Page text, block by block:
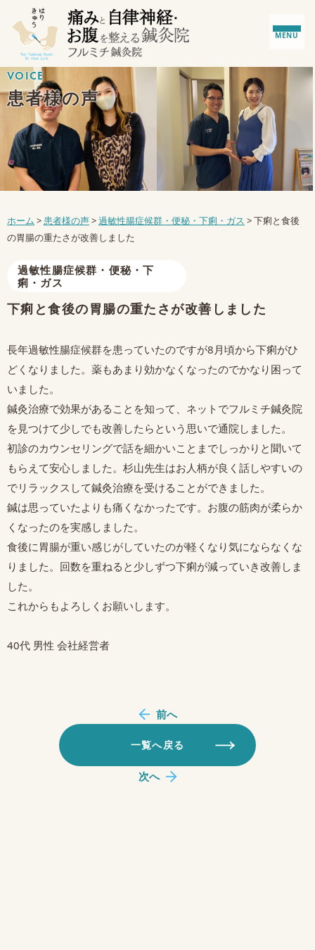
MENU
VOICE
患者様の声
ホーム >患者様の声>過敏性腸症候群・便秘・下痢・ガス >下痢と食後
の胃腸の重たさが改善しました
過敏性腸症候群・便秘・下
痢・ガス
下痢と食後の胃腸の重たさが改善しました
長年過敏性腸症候群を患っていたのですが8月頃から下痢がひ
どくなりました。薬もあまり効かなくなったのでかなり困って
いました。
鍼灸治療で効果があることを知って、ネットでフルミチ鍼灸院
を見つけて少しでも改善したらという思いで通院しました。
初診のカウンセリングで話を細かいことまでしっかりと聞いて
もらえて安心しました。杉山先生はお人柄が良く話しやすいの
でリラックスして鍼灸治療を受けることができました。
鍼は思っていたよりも痛くなかったです。お腹の筋肉が柔らか
くなったのを実感しました。
食後に胃腸が重い感じがしていたのが軽くなり気にならなくな
りました。回数を重ねると少しずつ下痢が減っていき改善しま
した。
これからもよろしくお願いします。
40代 男性 会社経営者
前へ
一覧へ戻る
次へ